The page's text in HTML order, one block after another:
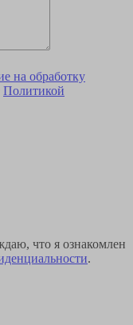
на обработку
Политикой
что я ознакомлен
.